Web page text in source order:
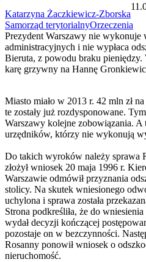
Katarzyna Żaczkiewicz-Zborska
Samorząd terytorialnyOrzeczenia
Prezydent Warszawy nie wykonuje
administracyjnych i nie wypłaca
Bieruta, z powodu braku pieniędzy.
karę grzywny na Hannę
Miasto miało w 2013 r. 42 mln zł
te zostały już rozdysponowane.
Warszawy kolejne zobowiązania. A
urzędników, którzy nie wykonują
Do takich wyroków należy sprawa
złożył wniosek 20 maja 1996 r.
Warszawie odmówił przyznania
stolicy. Na skutek wniesionego
uchylona i sprawa została
Strona podkreśliła, że do
wydał decyzji kończącej
pozostaje on w bezczynności.
Rosanny ponowił wniosek o
nieruchomość.